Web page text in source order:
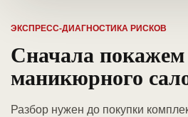
ЭКСПРЕСС-ДИАГНОСТИКА РИСКОВ
Сначала
маникюрного
Разбор нужен до покупки